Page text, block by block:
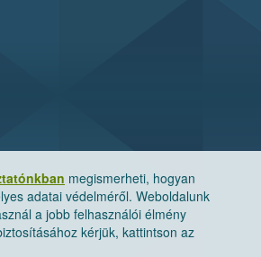
megismerheti, hogyan
adatai védelméről. Weboldalunk
a jobb felhasználói élmény
kérjük, kattintson az